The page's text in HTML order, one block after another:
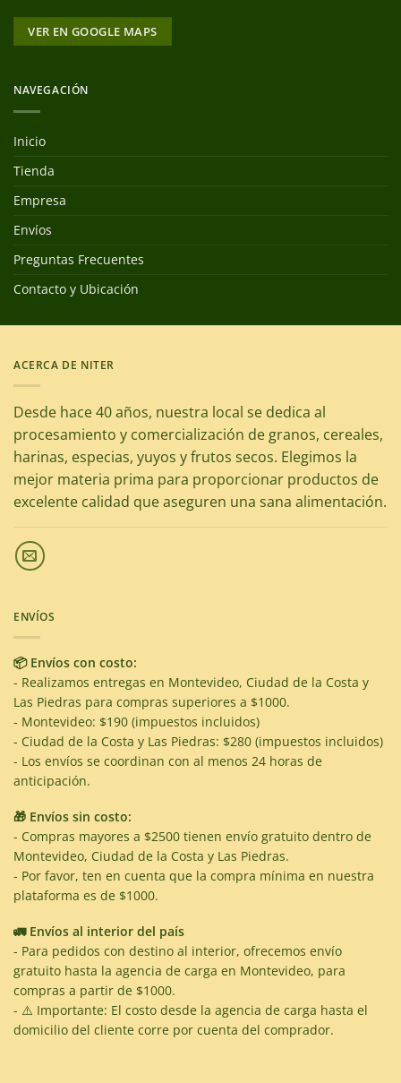
VER EN GOOGLE MAPS
NAVEGACIÓN
Inicio
Tienda
Empresa
Envíos
Preguntas Frecuentes
Contacto y Ubicación
ACERCA DE NITER
Desde hace 40 años, nuestra local se dedica al
procesamiento y comercialización de granos, cereales,
harinas, especias, yuyos y frutos secos. Elegimos la
mejor materia prima para proporcionar productos de
excelente calidad que aseguren una sana alimentación.
ENVÍOS
📦 Envíos con costo:
- Realizamos entregas en Montevideo, Ciudad de la Costa y
Las Piedras para compras superiores a $1000.
- Montevideo: $190 (impuestos incluidos)
- Ciudad de la Costa y Las Piedras: $280 (impuestos incluidos)
- Los envíos se coordinan con al menos 24 horas de
anticipación.
🎁 Envíos sin costo:
- Compras mayores a $2500 tienen envío gratuito dentro de
Montevideo, Ciudad de la Costa y Las Piedras.
- Por favor, ten en cuenta que la compra mínima en nuestra
plataforma es de $1000.
🚛 Envíos al interior del país
- Para pedidos con destino al interior, ofrecemos envío
gratuito hasta la agencia de carga en Montevideo, para
compras a partir de $1000.
- ⚠️ Importante: El costo desde la agencia de carga hasta el
domicilio del cliente corre por cuenta del comprador.